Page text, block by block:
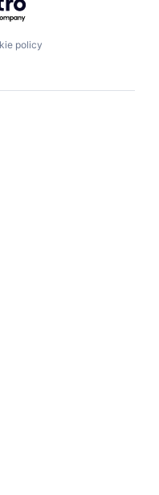
policy